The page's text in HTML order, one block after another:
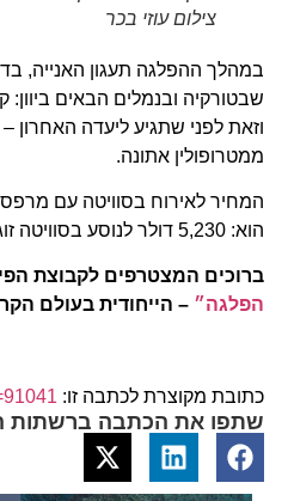
צילום עוזי בכר
במהלך ההפלגה תעגון האנייה,
שבטורקיה ובנמלים הבאים ביוון:
וזאת לפני שתגיע ליעדה האחרון –
ממטרופולין אתונה.
הוא: 5,230 דולר לנוסע בסוויטה זוגית, כולל מיסים.
ברוכים המצטרפים לקבוצת
הפלגה״– הייחודית בעולם
כתובת מקוצרת לכתבה זו:
שתפו את הכתבה ברשתות